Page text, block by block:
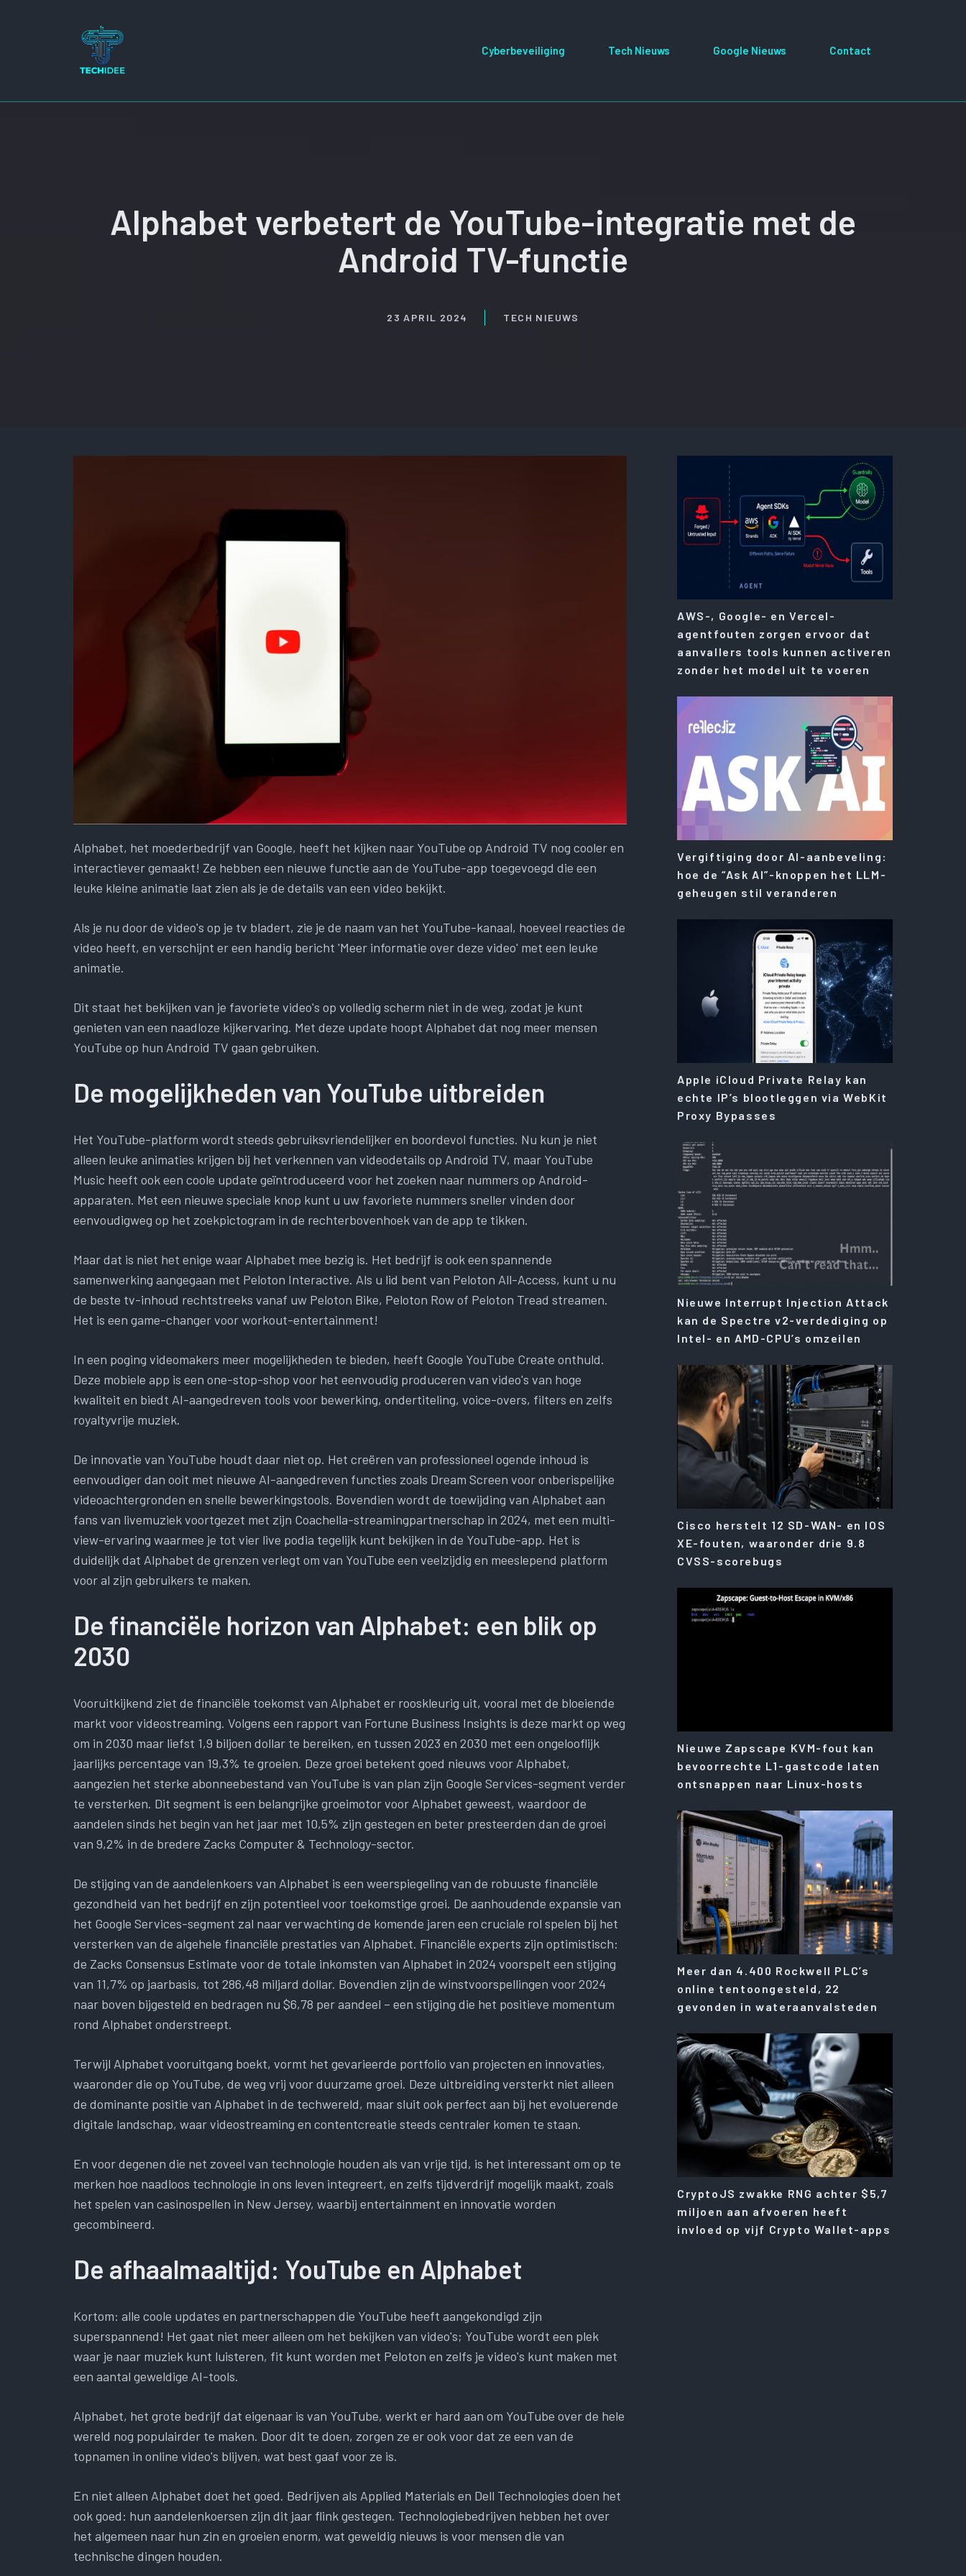
Cyberbeveiliging Tech Nieuws Google Nieuws Contact
Alphabet verbetert de YouTube-integratie met de
Android TV-functie
23 APRIL 2024 TECH NIEUWS
Alphabet, het moederbedrijf van Google, heeft het kijken naar YouTube op Android TV nog cooler en
interactiever gemaakt! Ze hebben een nieuwe functie aan de YouTube-app toegevoegd die een
leuke kleine animatie laat zien als je de details van een video bekijkt.
Als je nu door de video's op je tv bladert, zie je de naam van het YouTube-kanaal, hoeveel reacties de
video heeft, en verschijnt er een handig bericht 'Meer informatie over deze video' met een leuke
animatie.
Dit staat het bekijken van je favoriete video's op volledig scherm niet in de weg, zodat je kunt
genieten van een naadloze kijkervaring. Met deze update hoopt Alphabet dat nog meer mensen
YouTube op hun Android TV gaan gebruiken.
De mogelijkheden van YouTube uitbreiden
Het YouTube-platform wordt steeds gebruiksvriendelijker en boordevol functies. Nu kun je niet
alleen leuke animaties krijgen bij het verkennen van videodetails op Android TV, maar YouTube
Music heeft ook een coole update geïntroduceerd voor het zoeken naar nummers op Android-
apparaten. Met een nieuwe speciale knop kunt u uw favoriete nummers sneller vinden door
eenvoudigweg op het zoekpictogram in de rechterbovenhoek van de app te tikken.
Maar dat is niet het enige waar Alphabet mee bezig is. Het bedrijf is ook een spannende
samenwerking aangegaan met Peloton Interactive. Als u lid bent van Peloton All-Access, kunt u nu
de beste tv-inhoud rechtstreeks vanaf uw Peloton Bike, Peloton Row of Peloton Tread streamen.
Het is een game-changer voor workout-entertainment!
In een poging videomakers meer mogelijkheden te bieden, heeft Google YouTube Create onthuld.
Deze mobiele app is een one-stop-shop voor het eenvoudig produceren van video's van hoge
kwaliteit en biedt AI-aangedreven tools voor bewerking, ondertiteling, voice-overs, filters en zelfs
royaltyvrije muziek.
De innovatie van YouTube houdt daar niet op. Het creëren van professioneel ogende inhoud is
eenvoudiger dan ooit met nieuwe AI-aangedreven functies zoals Dream Screen voor onberispelijke
videoachtergronden en snelle bewerkingstools. Bovendien wordt de toewijding van Alphabet aan
fans van livemuziek voortgezet met zijn Coachella-streamingpartnerschap in 2024, met een multi-
view-ervaring waarmee je tot vier live podia tegelijk kunt bekijken in de YouTube-app. Het is
duidelijk dat Alphabet de grenzen verlegt om van YouTube een veelzijdig en meeslepend platform
voor al zijn gebruikers te maken.
De financiële horizon van Alphabet: een blik op
2030
Vooruitkijkend ziet de financiële toekomst van Alphabet er rooskleurig uit, vooral met de bloeiende
markt voor videostreaming. Volgens een rapport van Fortune Business Insights is deze markt op weg
om in 2030 maar liefst 1,9 biljoen dollar te bereiken, en tussen 2023 en 2030 met een ongelooflijk
jaarlijks percentage van 19,3% te groeien. Deze groei betekent goed nieuws voor Alphabet,
aangezien het sterke abonneebestand van YouTube is van plan zijn Google Services-segment verder
te versterken. Dit segment is een belangrijke groeimotor voor Alphabet geweest, waardoor de
aandelen sinds het begin van het jaar met 10,5% zijn gestegen en beter presteerden dan de groei
van 9,2% in de bredere Zacks Computer & Technology-sector.
De stijging van de aandelenkoers van Alphabet is een weerspiegeling van de robuuste financiële
gezondheid van het bedrijf en zijn potentieel voor toekomstige groei. De aanhoudende expansie van
het Google Services-segment zal naar verwachting de komende jaren een cruciale rol spelen bij het
versterken van de algehele financiële prestaties van Alphabet. Financiële experts zijn optimistisch:
de Zacks Consensus Estimate voor de totale inkomsten van Alphabet in 2024 voorspelt een stijging
van 11,7% op jaarbasis, tot 286,48 miljard dollar. Bovendien zijn de winstvoorspellingen voor 2024
naar boven bijgesteld en bedragen nu $6,78 per aandeel – een stijging die het positieve momentum
rond Alphabet onderstreept.
Terwijl Alphabet vooruitgang boekt, vormt het gevarieerde portfolio van projecten en innovaties,
waaronder die op YouTube, de weg vrij voor duurzame groei. Deze uitbreiding versterkt niet alleen
de dominante positie van Alphabet in de techwereld, maar sluit ook perfect aan bij het evoluerende
digitale landschap, waar videostreaming en contentcreatie steeds centraler komen te staan.
En voor degenen die net zoveel van technologie houden als van vrije tijd, is het interessant om op te
merken hoe naadloos technologie in ons leven integreert, en zelfs tijdverdrijf mogelijk maakt, zoals
het spelen van casinospellen in New Jersey, waarbij entertainment en innovatie worden
gecombineerd.
De afhaalmaaltijd: YouTube en Alphabet
Kortom: alle coole updates en partnerschappen die YouTube heeft aangekondigd zijn
superspannend! Het gaat niet meer alleen om het bekijken van video's; YouTube wordt een plek
waar je naar muziek kunt luisteren, fit kunt worden met Peloton en zelfs je video's kunt maken met
een aantal geweldige AI-tools.
Alphabet, het grote bedrijf dat eigenaar is van YouTube, werkt er hard aan om YouTube over de hele
wereld nog populairder te maken. Door dit te doen, zorgen ze er ook voor dat ze een van de
topnamen in online video's blijven, wat best gaaf voor ze is.
En niet alleen Alphabet doet het goed. Bedrijven als Applied Materials en Dell Technologies doen het
ook goed: hun aandelenkoersen zijn dit jaar flink gestegen. Technologiebedrijven hebben het over
het algemeen naar hun zin en groeien enorm, wat geweldig nieuws is voor mensen die van
technische dingen houden.
AWS-, Google- en Vercel-
agentfouten zorgen ervoor dat
aanvallers tools kunnen activeren
zonder het model uit te voeren
Vergiftiging door AI-aanbeveling:
hoe de “Ask AI”-knoppen het LLM-
geheugen stil veranderen
Apple iCloud Private Relay kan
echte IP’s blootleggen via WebKit
Proxy Bypasses
Nieuwe Interrupt Injection Attack
kan de Spectre v2-verdediging op
Intel- en AMD-CPU’s omzeilen
Cisco herstelt 12 SD-WAN- en IOS
XE-fouten, waaronder drie 9.8
CVSS-scorebugs
Nieuwe Zapscape KVM-fout kan
bevoorrechte L1-gastcode laten
ontsnappen naar Linux-hosts
Meer dan 4.400 Rockwell PLC’s
online tentoongesteld, 22
gevonden in wateraanvalsteden
CryptoJS zwakke RNG achter $5,7
miljoen aan afvoeren heeft
invloed op vijf Crypto Wallet-apps